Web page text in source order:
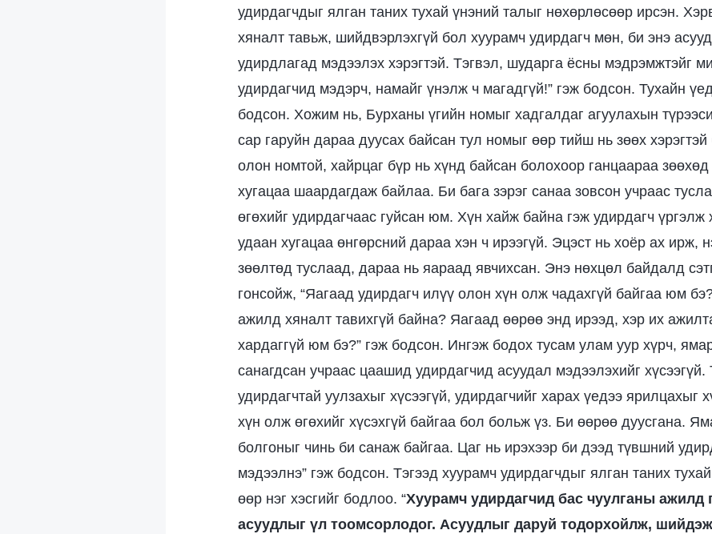
удирдагчдыг ялган таних тухай үнэний талыг нөхөрлөсөөр ирсэн.
хяналт тавьж, шийдвэрлэхгүй бол хуурамч удирдагч мөн, би энэ
удирдлагад мэдээлэх хэрэгтэй. Тэгвэл, шударга ёсны мэдрэмжтэйг
удирдагчид мэдэрч, намайг үнэлж ч магадгүй!” гэж бодсон. Тухайн
бодсон. Хожим нь, Бурханы үгийн номыг хадгалдаг агуулахын
сар гаруйн дараа дуусах байсан тул номыг өөр тийш нь зөөх
олон номтой, хайрцаг бүр нь хүнд байсан болохоор ганцаараа зөөхөд
хугацаа шаардагдаж байлаа. Би бага зэрэг санаа зовсон учраас
өгөхийг удирдагчаас гуйсан юм. Хүн хайж байна гэж удирдагч үргэлж
удаан хугацаа өнгөрсний дараа хэн ч ирээгүй. Эцэст нь хоёр ах ирж,
зөөлтөд туслаад, дараа нь яараад явчихсан. Энэ нөхцөл байдалд
гонсойж, “Яагаад удирдагч илүү олон хүн олж чадахгүй байгаа юм
ажилд хяналт тавихгүй байна? Яагаад өөрөө энд ирээд, хэр их
хардаггүй юм бэ?” гэж бодсон. Ингэж бодох тусам улам уур хүрч,
санагдсан учраас цаашид удирдагчид асуудал мэдээлэхийг хүсээгүй.
удирдагчтай уулзахыг хүсээгүй, удирдагчийг харах үедээ ярилцахыг
хүн олж өгөхийг хүсэхгүй байгаа бол больж үз. Би өөрөө дуусгана.
болгоныг чинь би санаж байгаа. Цаг нь ирэхээр би дээд түвшний
мэдээлнэ” гэж бодсон. Тэгээд хуурамч удирдагчдыг ялган таних
өөр нэг хэсгийг бодлоо. “Хуурамч удирдагчид бас чуулганы ажилд
асуудлыг үл тоомсорлодог. Асуудлыг даруй тодорхойлж,